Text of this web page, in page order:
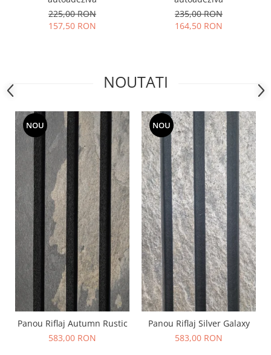
225,00 RON
157,50 RON
235,00 RON
164,50 RON
NOUTATI
NOU
Panou Riflaj Autumn Rustic
583,00 RON
NOU
Panou Riflaj Silver Galaxy
583,00 RON